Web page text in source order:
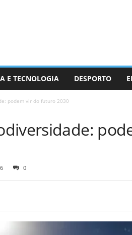
E TECNOLOGIA DESPORTO
podem vir do futuro 2030
0